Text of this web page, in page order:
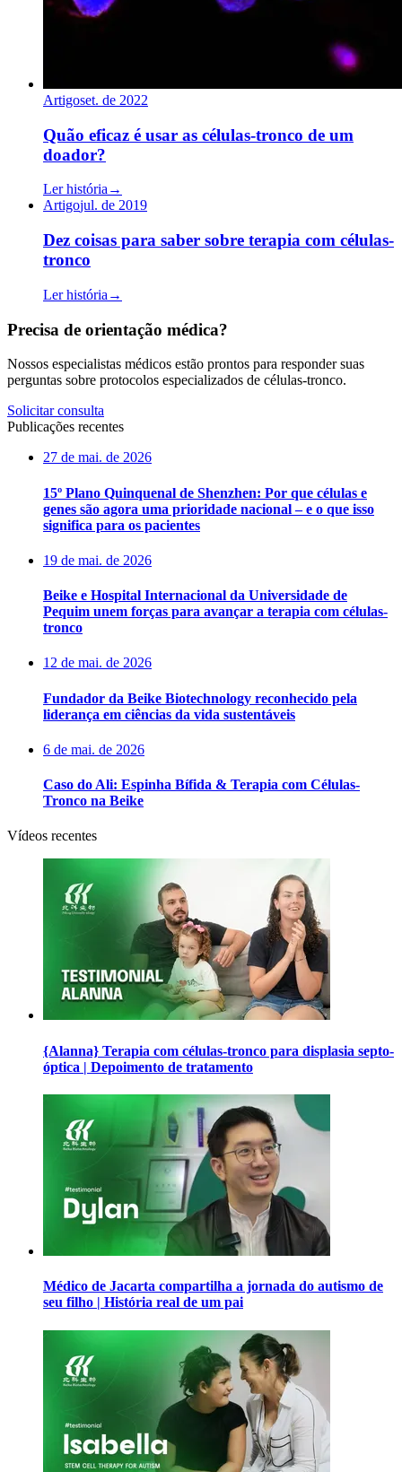
Artigoset. de 2022
Quão eficaz é usar as células-tronco de um
doador?
Ler história→
Artigojul. de 2019
Dez coisas para saber sobre terapia com células-
tronco
Ler história →
Precisa de orientação médica?
Nossos especialistas médicos estão prontos para responder suas
perguntas sobre protocolos especializados de células-tronco.
Solicitar consulta
Publicações recentes
27 de mai. de 2026
15º Plano Quinquenal de Shenzhen: Por que células e
genes são agora uma prioridade nacional – e o que isso
significa para os pacientes
19 de mai. de 2026
Beike e Hospital Internacional da Universidade de
Pequim unem forças para avançar a terapia com células-
tronco
12 de mai. de 2026
Fundador da Beike Biotechnology reconhecido pela
liderança em ciências da vida sustentáveis
6 de mai. de 2026
Caso do Ali: Espinha Bífida & Terapia com Células-
Tronco na Beike
Vídeos recentes
{Alanna} Terapia com células-tronco para displasia septo-
óptica | Depoimento de tratamento
Médico de Jacarta compartilha a jornada do autismo de
seu filho | História real de um pai